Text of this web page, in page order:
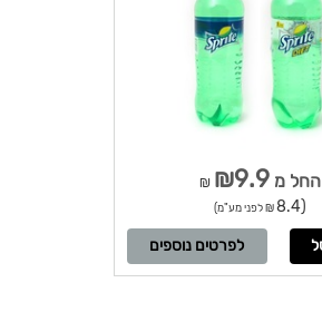
החל מ₪9.9
₪
(8.4 ₪ לפני מע"מ)
לפרטים נוספים